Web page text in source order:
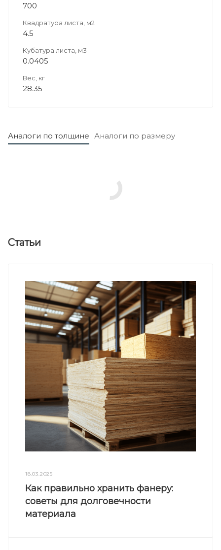
700
Квадратура листа, м2
4.5
Кубатура листа, м3
0.0405
Вес, кг
28.35
Аналоги по толщине Аналоги по размеру
Статьи
18.03.2025
Как правильно хранить фанеру:
советы для долговечности
материала